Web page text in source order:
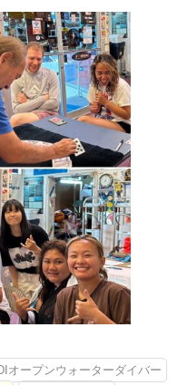
オープンウォーターダイバー